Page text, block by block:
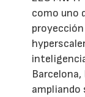
como uno
ampliando